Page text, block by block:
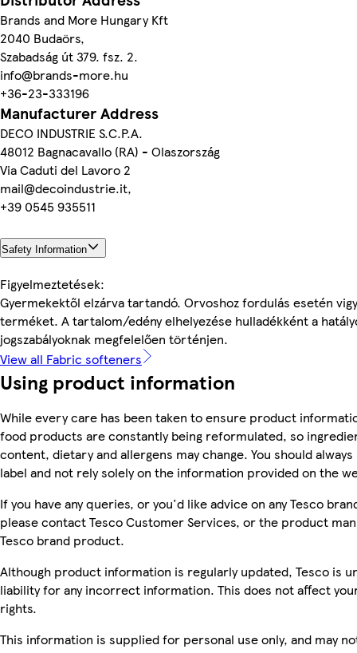
Brands and More Hungary Kft
2040 Budaörs,
Szabadság út 379. fsz. 2.
info@brands-more.hu
+36-23-333196
Manufacturer Address
DECO INDUSTRIE S.C.P.A.
48012 Bagnacavallo (RA) - Olaszország
Via Caduti del Lavoro 2
mail@decoindustrie.it,
+39 0545 935511
Safety Information
Figyelmeztetések:
Gyermekektől elzárva tartandó. Orvoshoz fordulás esetén
terméket. A tartalom/edény elhelyezése hulladékként a
jogszabályoknak megfelelően történjen.
View all Fabric softeners
Using product information
While every care has been taken to ensure product
food products are constantly being reformulated, so
content, dietary and allergens may change. You should
label and not rely solely on the information provided on the
If you have any queries, or you'd like advice on any Tesco
please contact Tesco Customer Services, or the product
Tesco brand product.
Although product information is regularly updated, Tesco is
liability for any incorrect information. This does not affect
rights.
This information is supplied for personal use only, and may